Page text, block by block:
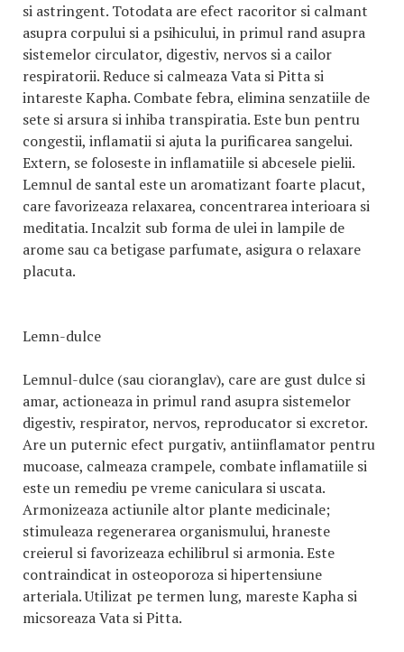
si astringent. Totodata are efect racoritor si calmant
asupra corpului si a psihicului, in primul rand asupra
sistemelor circulator, digestiv, nervos si a cailor
respiratorii. Reduce si calmeaza Vata si Pitta si
intareste Kapha. Combate febra, elimina senzatiile de
sete si arsura si inhiba transpiratia. Este bun pentru
congestii, inflamatii si ajuta la purificarea sangelui.
Extern, se foloseste in inflamatiile si abcesele pielii.
Lemnul de santal este un aromatizant foarte placut,
care favorizeaza relaxarea, concentrarea interioara si
meditatia. Incalzit sub forma de ulei in lampile de
arome sau ca betigase parfumate, asigura o relaxare
placuta.
Lemn-dulce
Lemnul-dulce (sau cioranglav), care are gust dulce si
amar, actioneaza in primul rand asupra sistemelor
digestiv, respirator, nervos, reproducator si excretor.
Are un puternic efect purgativ, antiinflamator pentru
mucoase, calmeaza crampele, combate inflamatiile si
este un remediu pe vreme caniculara si uscata.
Armonizeaza actiunile altor plante medicinale;
stimuleaza regenerarea organismului, hraneste
creierul si favorizeaza echilibrul si armonia. Este
contraindicat in osteoporoza si hipertensiune
arteriala. Utilizat pe termen lung, mareste Kapha si
micsoreaza Vata si Pitta.